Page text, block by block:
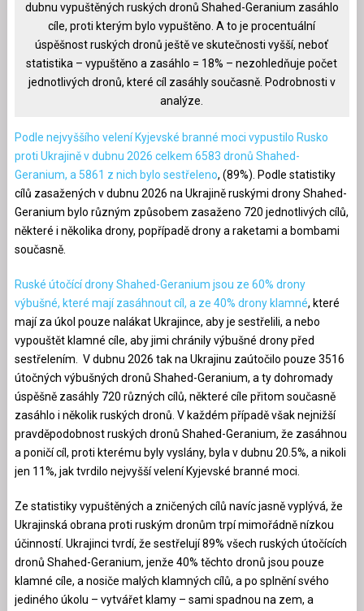
dubnu vypuštěných ruských dronů Shahed-Geranium zasáhlo
cíle, proti kterým bylo vypuštěno. A to je procentuální
úspěšnost ruských dronů ještě ve skutečnosti vyšší, neboť
statistika – vypuštěno a zasáhlo = 18% – nezohledňuje počet
jednotlivých dronů, které cíl zasáhly současně. Podrobnosti v
analýze.
Podle nejvyššího velení Kyjevské branné moci vypustilo Rusko
proti Ukrajině v dubnu 2026 celkem 6583 dronů Shahed-
Geranium, a 5861 z nich bylo sestřeleno, (89%). Podle statistiky
cílů zasažených v dubnu 2026 na Ukrajině ruskými drony Shahed-
Geranium bylo různým způsobem zasaženo 720 jednotlivých cílů,
některé i několika drony, popřípadě drony a raketami a bombami
současně.
Ruské útočící drony Shahed-Geranium jsou ze 60% drony
výbušné, které mají zasáhnout cíl, a ze 40% drony klamné, které
mají za úkol pouze nalákat Ukrajince, aby je sestřelili, a nebo
vypouštět klamné cíle, aby jimi chránily výbušné drony před
sestřelením. V dubnu 2026 tak na Ukrajinu zaútočilo pouze 3516
útočných výbušných dronů Shahed-Geranium, a ty dohromady
úspěšně zasáhly 720 různých cílů, některé cíle přitom současně
zasáhlo i několik ruských dronů. V každém případě však nejnižší
pravděpodobnost ruských dronů Shahed-Geranium, že zasáhnou
a poničí cíl, proti kterému byly vyslány, byla v dubnu 20.5%, a nikoli
jen 11%, jak tvrdilo nejvyšší velení Kyjevské branné moci.
Ze statistiky vypuštěných a zničených cílů navíc jasně vyplývá, že
Ukrajinská obrana proti ruským dronům trpí mimořádně nízkou
účinností. Ukrajinci tvrdí, že sestřelují 89% všech ruských útočících
dronů Shahed-Geranium, jenže 40% těchto dronů jsou pouze
klamné cíle, a nosiče malých klamných cílů, a po splnění svého
jediného úkolu – vytvářet klamy – sami spadnou na zem, a